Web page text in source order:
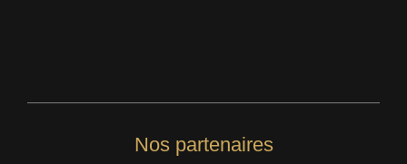
Nos partenaires